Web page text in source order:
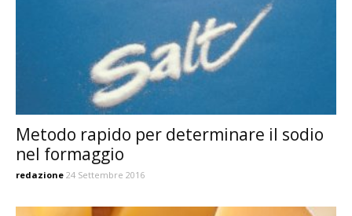
Metodo rapido per determinare il sodio
nel formaggio
redazione 24 Settembre 2016